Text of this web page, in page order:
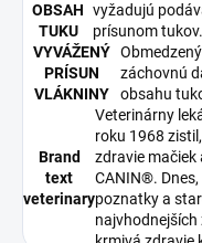
OBSAH
TUKU
vyžadujú
prísunom tukov.
VYVÁŽENÝ
PRÍSUN
VLÁKNINY
záchovnú
obsahu
Brand
text
veterinary
Veterinárny
roku 1968
zdravie mačiek
CANIN®.
poznatky a
najvhodnejších